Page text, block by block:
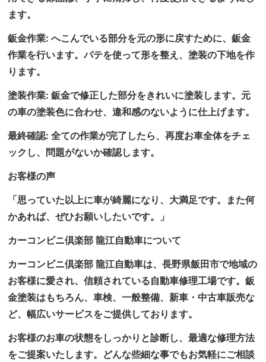
ます。
鈑金作業: へこんでいる部分を元の形に戻すために、鈑金
作業を行います。パテを使って形を整え、塗装の下地を作
ります。
塗装作業: 鈑金で修正した部分をきれいに塗装します。元
の車の塗装色に合わせ、違和感のないように仕上げます。
最終確認: 全ての作業が完了したら、再度お車全体をチェ
ックし、問題がないか確認します。
お客様の声
「思っていた以上に車が綺麗になり、大満足です。また何
かあれば、ぜひお願いしたいです。」
カーコンビニ倶楽部 龍江自動車について
カーコンビニ倶楽部 龍江自動車は、長野県飯田市で地域の
お客様に愛され、信頼されている自動車修理工場です。鈑
金塗装はもちろん、車検、一般整備、新車・中古車販売な
ど、幅広いサービスをご提供しております。
お客様のお車の状態をしっかりと診断し、最適な修理方法
をご提案いたします。どんな些細な事でもお気軽にご相談